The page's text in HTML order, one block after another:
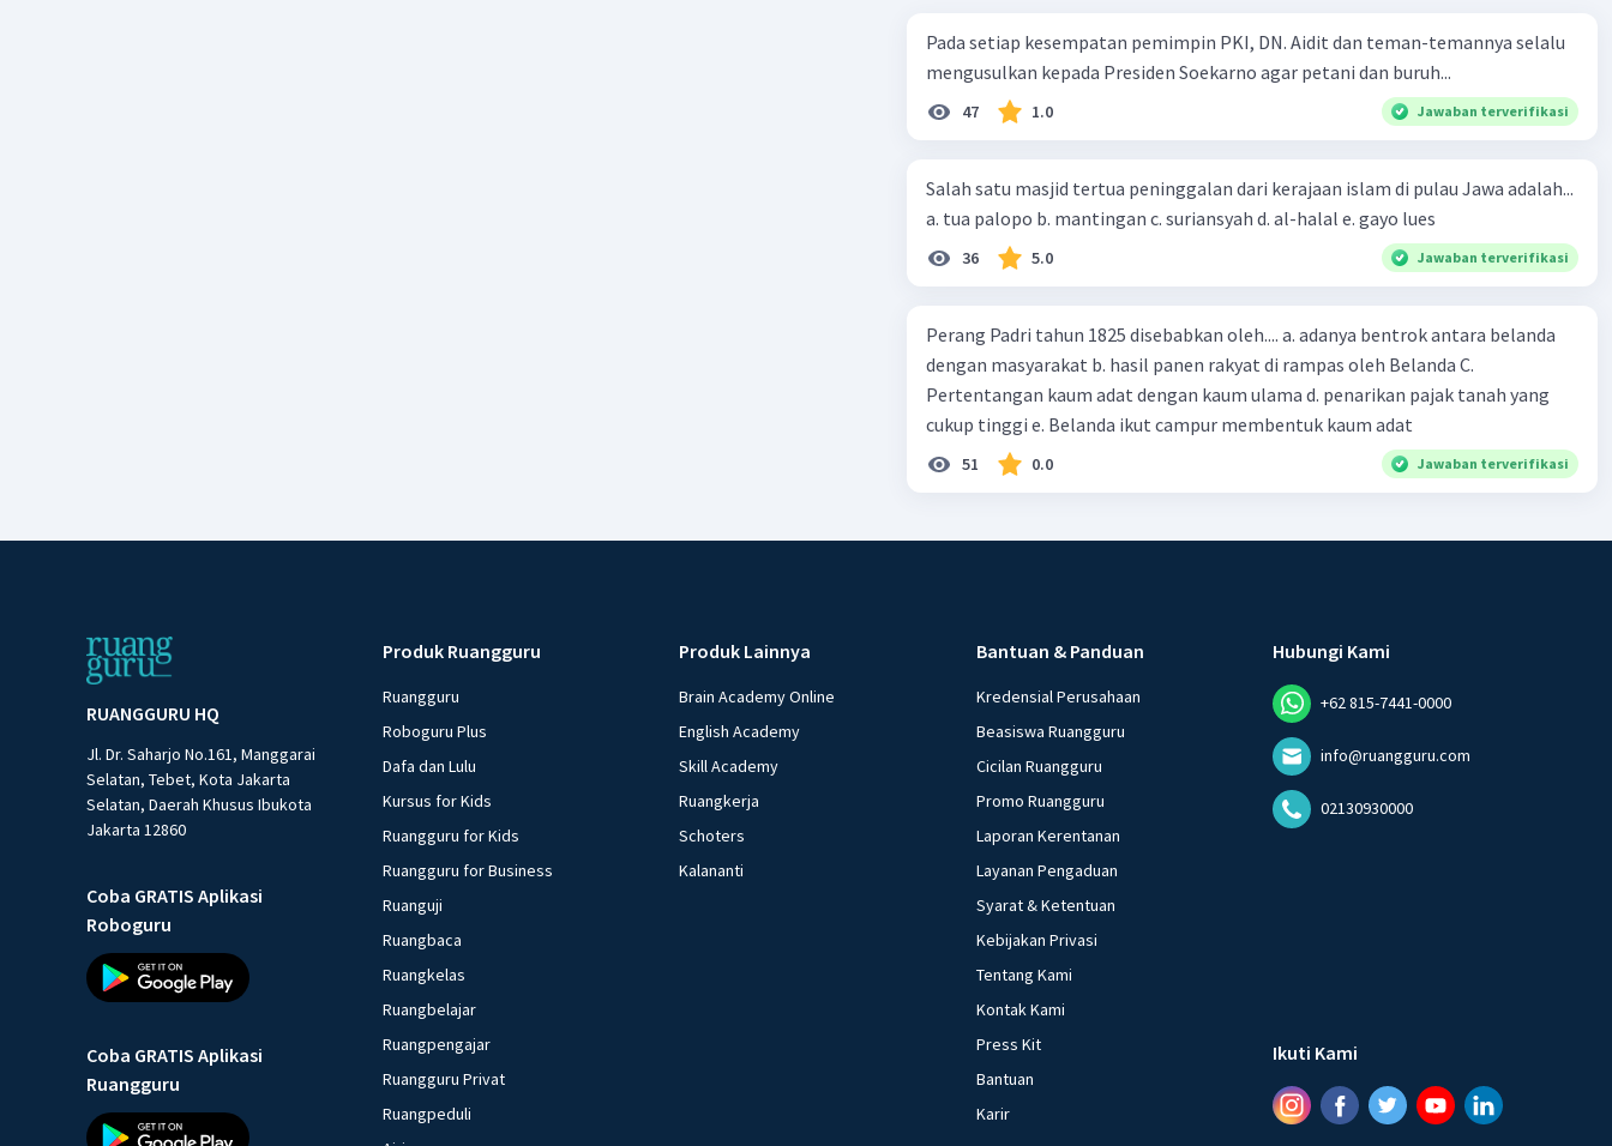
Pada setiap kesempatan pemimpin PKI, DN. Aidit dan teman-temannya selalu
mengusulkan kepada Presiden Soekarno agar petani dan buruh...
47 1.0 Jawaban terverifikasi
Salah satu masjid tertua peninggalan dari kerajaan islam di pulau Jawa adalah...
a. tua palopo b. mantingan c. suriansyah d. al-halal e. gayo lues
36 5.0 Jawaban terverifikasi
Perang Padri tahun 1825 disebabkan oleh.... a. adanya bentrok antara belanda
dengan masyarakat b. hasil panen rakyat di rampas oleh Belanda C.
Pertentangan kaum adat dengan kaum ulama d. penarikan pajak tanah yang
cukup tinggi e. Belanda ikut campur membentuk kaum adat
51 0.0 Jawaban terverifikasi
RUANGGURU HQ
Jl. Dr. Saharjo No.161, Manggarai
Selatan, Tebet, Kota Jakarta
Selatan, Daerah Khusus Ibukota
Jakarta 12860
Coba GRATIS Aplikasi
Roboguru
Coba GRATIS Aplikasi
Ruangguru
Produk Ruangguru
Ruangguru
Roboguru Plus
Dafa dan Lulu
Kursus for Kids
Ruangguru for Kids
Ruangguru for Business
Ruanguji
Ruangbaca
Ruangkelas
Ruangbelajar
Ruangpengajar
Ruangguru Privat
Ruangpeduli
Produk Lainnya
Brain Academy Online
English Academy
Skill Academy
Ruangkerja
Schoters
Kalananti
Bantuan & Panduan
Kredensial Perusahaan
Beasiswa Ruangguru
Cicilan Ruangguru
Promo Ruangguru
Laporan Kerentanan
Layanan Pengaduan
Syarat & Ketentuan
Kebijakan Privasi
Tentang Kami
Kontak Kami
Press Kit
Bantuan
Karir
Hubungi Kami
+62 815-7441-0000
info@ruangguru.com
02130930000
Ikuti Kami